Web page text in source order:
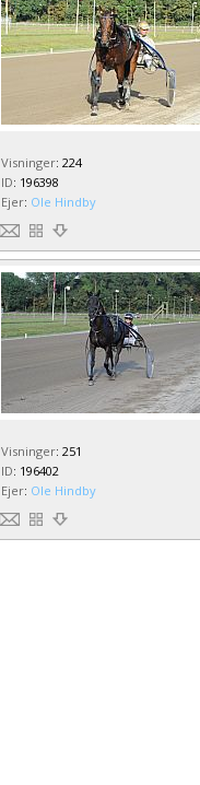
Visninger: 224
ID: 196398
Ejer: Ole Hindby
Visninger: 251
ID: 196402
Ejer: Ole Hindby